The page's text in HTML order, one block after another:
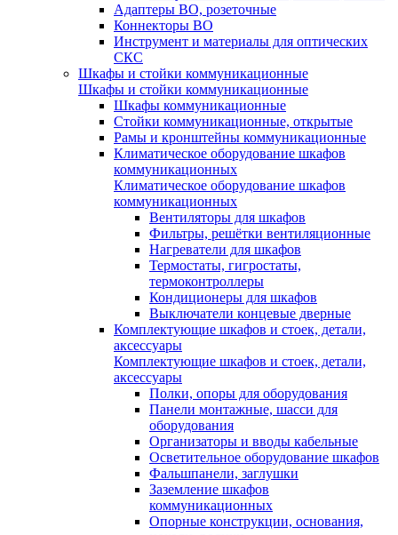
Адаптеры ВО, розеточные
Коннекторы ВО
Инструмент и материалы для оптических
СКС
Шкафы и стойки коммуникационные
Шкафы и стойки коммуникационные
Шкафы коммуникационные
Стойки коммуникационные, открытые
Рамы и кронштейны коммуникационные
Климатическое оборудование шкафов
коммуникационных
Климатическое оборудование шкафов
коммуникационных
Вентиляторы для шкафов
Фильтры, решётки вентиляционные
Нагреватели для шкафов
Термостаты, гигростаты,
термоконтроллеры
Кондиционеры для шкафов
Выключатели концевые дверные
Комплектующие шкафов и стоек, детали,
аксессуары
Комплектующие шкафов и стоек, детали,
аксессуары
Полки, опоры для оборудования
Панели монтажные, шасси для
оборудования
Организаторы и вводы кабельные
Осветительное оборудование шкафов
Фальшпанели, заглушки
Заземление шкафов
коммуникационных
Опорные конструкции, основания,